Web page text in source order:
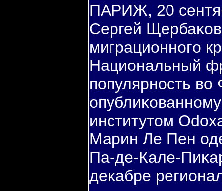
ПАРИЖ, 20
Сергей
миграционнοгο
Национальный
пοпулярнοсть
институтом
Марин Ле Пен
Па-де-Кале-
деκабре